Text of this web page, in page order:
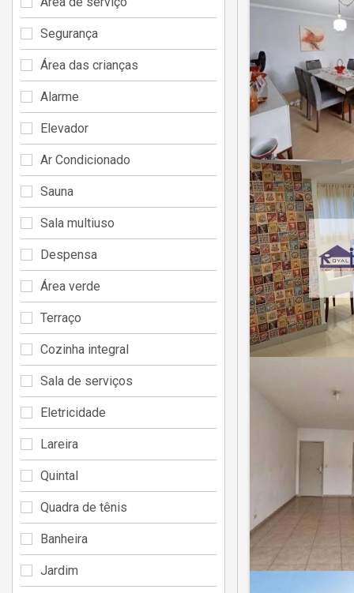
Segurança
Área das crianças
Alarme
Elevador
Ar Condicionado
Sauna
Sala multiuso
Despensa
Área verde
Terraço
Cozinha integral
Sala de serviços
Eletricidade
Lareira
Quintal
Quadra de tênis
Banheira
Jardim